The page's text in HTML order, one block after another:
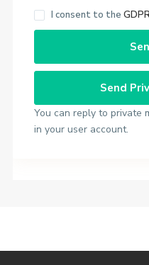
I consent to the
You can reply to private
in your user account.